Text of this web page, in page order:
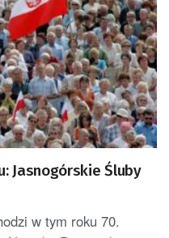
Jasnogórskie Śluby
w tym roku 70.